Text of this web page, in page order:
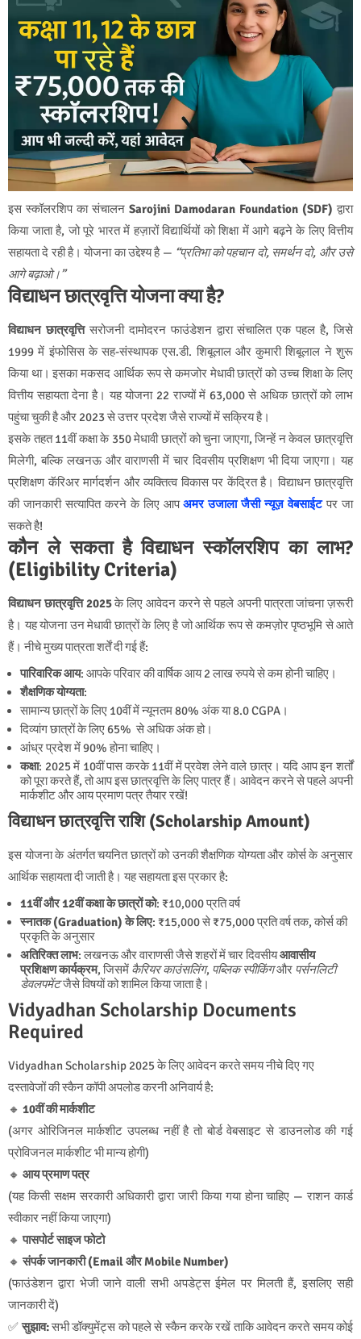
इस स्कॉलरशिप का संचालन Sarojini Damodaran Foundation (SDF) द्वारा
किया जाता है, जो पूरे भारत में हज़ारों विद्यार्थियों को शिक्षा में आगे बढ़ने के लिए वित्तीय
सहायता दे रही है। योजना का उद्देश्य है — “प्रतिभा को पहचान दो, समर्थन दो, और उसे
आगे बढ़ाओ।”
विद्याधन छात्रवृत्ति योजना क्या है?
विद्याधन छात्रवृत्तिसरोजनी दामोदरन फाउंडेशन द्वारा संचालित एक पहल है, जिसे
1999 में इंफोसिस के सह-संस्थापक एस.डी. शिबूलाल और कुमारी शिबूलाल ने शुरू
किया था। इसका मकसद आर्थिक रूप से कमजोर मेधावी छात्रों को उच्च शिक्षा के लिए
वित्तीय सहायता देना है। यह योजना 22 राज्यों में 63,000 से अधिक छात्रों को लाभ
पहुंचा चुकी है और 2023 से उत्तर प्रदेश जैसे राज्यों में सक्रिय है।
इसके तहत 11वीं कक्षा के 350 मेधावी छात्रों को चुना जाएगा, जिन्हें न केवल छात्रवृत्ति
मिलेगी, बल्कि लखनऊ और वाराणसी में चार दिवसीय प्रशिक्षण भी दिया जाएगा। यह
प्रशिक्षण कॅरिअर मार्गदर्शन और व्यक्तित्व विकास पर केंद्रित है। विद्याधन छात्रवृत्ति
की जानकारी सत्यापित करने के लिए आपअमर उजाला जैसी न्यूज़ वेबसाईटपर जा
सकते है!
कौन ले सकता है विद्याधन स्कॉलरशिप का लाभ?
(Eligibility Criteria)
विद्याधन छात्रवृत्ति 2025के लिए आवेदन करने से पहले अपनी पात्रता जांचना ज़रूरी
है। यह योजना उन मेधावी छात्रों के लिए है जो आर्थिक रूप से कमज़ोर पृष्ठभूमि से आते
हैं। नीचे मुख्य पात्रता शर्तें दी गई हैं:
पारिवारिक आय: आपके परिवार की वार्षिक आय 2 लाख रुपये से कम होनी चाहिए।
शैक्षणिक योग्यता:
सामान्य छात्रों के लिए 10वीं में न्यूनतम 80% अंक या 8.0 CGPA।
दिव्यांग छात्रों के लिए 65% से अधिक अंक हो।
आंध्र प्रदेश में 90% होना चाहिए।
कक्षा: 2025 में 10वीं पास करके 11वीं में प्रवेश लेने वाले छात्र। यदि आप इन शर्तों
को पूरा करते हैं, तो आप इस छात्रवृत्ति के लिए पात्र हैं। आवेदन करने से पहले अपनी
मार्कशीट और आय प्रमाण पत्र तैयार रखें!
विद्याधन छात्रवृत्ति राशि (Scholarship Amount)
इस योजना के अंतर्गत चयनित छात्रों को उनकी शैक्षणिक योग्यता और कोर्स के अनुसार
आर्थिक सहायता दी जाती है। यह सहायता इस प्रकार है:
11वीं और 12वीं कक्षा के छात्रों को: ₹10,000 प्रति वर्ष
स्नातक (Graduation) के लिए: ₹15,000 से ₹75,000 प्रति वर्ष तक, कोर्स की
प्रकृति के अनुसार
अतिरिक्त लाभ: लखनऊ और वाराणसी जैसे शहरों में चार दिवसीयआवासीय
प्रशिक्षण कार्यक्रम, जिसमें कैरियर काउंसलिंग, पब्लिक स्पीकिंगऔर पर्सनलिटी
डेवलपमेंटजैसे विषयों को शामिल किया जाता है।
Vidyadhan Scholarship Documents
Required
Vidyadhan Scholarship 2025 के लिए आवेदन करते समय नीचे दिए गए
दस्तावेजों की स्कैन कॉपी अपलोड करनी अनिवार्य है:
🔸 10वीं की मार्कशीट
(अगर ओरिजिनल मार्कशीट उपलब्ध नहीं है तो बोर्ड वेबसाइट से डाउनलोड की गई
प्रोविजनल मार्कशीट भी मान्य होगी)
🔸 आय प्रमाण पत्र
(यह किसी सक्षम सरकारी अधिकारी द्वारा जारी किया गया होना चाहिए — राशन कार्ड
स्वीकार नहीं किया जाएगा)
🔸पासपोर्ट साइज फोटो
🔸संपर्क जानकारी (Email और Mobile Number)
(फाउंडेशन द्वारा भेजी जाने वाली सभी अपडेट्स ईमेल पर मिलती हैं, इसलिए सही
जानकारी दें)
✅सुझाव:सभी डॉक्युमेंट्स को पहले से स्कैन करके रखें ताकि आवेदन करते समय कोई